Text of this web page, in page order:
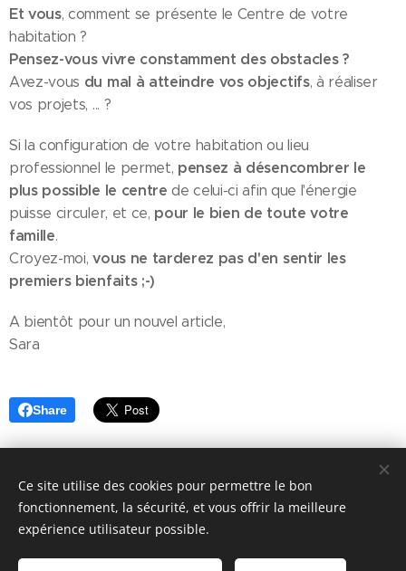
Et vous, comment se présente le Centre de votre
habitation ?
Pensez-vous vivre constamment des obstacles ?
Avez-vous du mal à atteindre vos objectifs, à réaliser
vos projets, ... ?
Si la configuration de votre habitation ou lieu
professionnel le permet, pensez à désencombrer le
plus possible le centre de celui-ci afin que l'énergie
puisse circuler, et ce, pour le bien de toute votre
famille.
Croyez-moi,vous ne tarderez pas d'en sentir les
premiers bienfaits ;-)
A bientôt pour un nouvel article,
Sara
Share
Copyright © 2018Feng Shui Authentique
authentique.be(+32/477 75 99 88)
Ce site utilise des cookies pour permettre le bon
fonctionnement, la sécurité, et vous offrir la meilleure
expérience utilisateur possible.